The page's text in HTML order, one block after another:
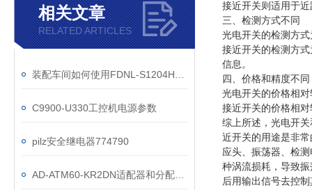
相关文章
RELATED ARTICLES
C9900-U330工控机电源参数
pilz安全继电器774790
接近开关则适用于
三、检测方式不同
光电开关的检测方
接近开关的检测方
信息。
四、价格和精度不同
光电开关的价格相
接近开关的价格相
综上所述，光电开
近开关的用途是非
应头、振荡器、检
种涡流损耗，导致
后用输出信号去控